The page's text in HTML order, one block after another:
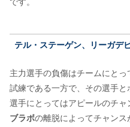
テル・ステーゲン、リーガデ
主力選手の負傷はチームにと
試練である一方で、その選手
選手にとってはアピールのチャ
ブラボの離脱によってチャンス